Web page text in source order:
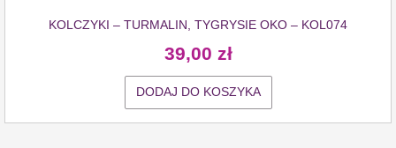
KOLCZYKI – TURMALIN, TYGRYSIE OKO – KOL074
39,00 zł
DODAJ DO KOSZYKA